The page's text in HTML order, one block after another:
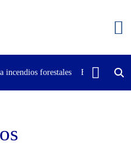
incendios forestales Buscar